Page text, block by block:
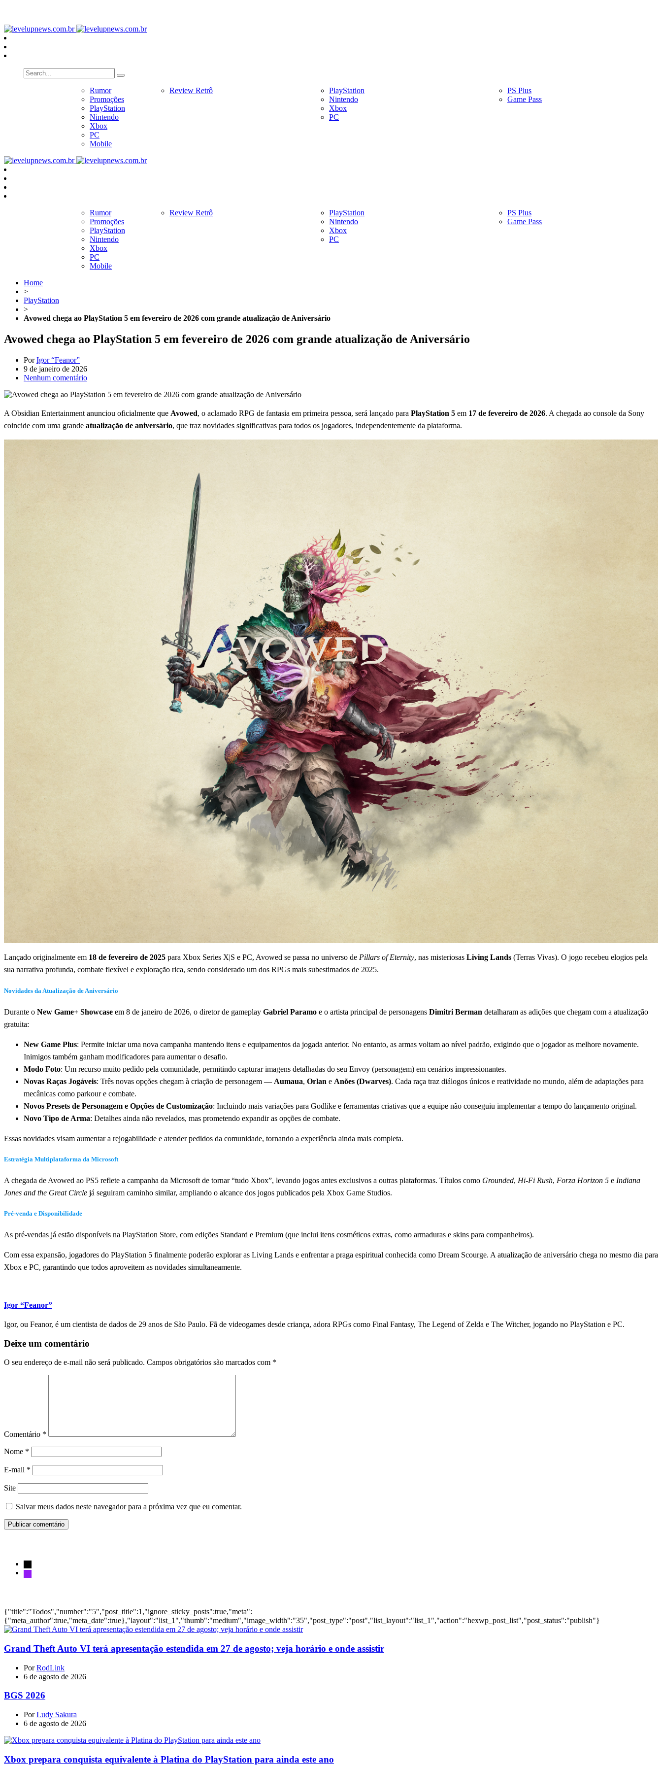
Rumor
Promoções
PlayStation
Nintendo
Xbox
PC
Mobile
Review Retrô
PlayStation
Nintendo
Xbox
PC
PS Plus
Game Pass
Rumor
Promoções
PlayStation
Nintendo
Xbox
PC
Mobile
Review Retrô
PlayStation
Nintendo
Xbox
PC
PS Plus
Game Pass
Home
>
PlayStation
>
Avowed chega ao PlayStation 5 em fevereiro de 2026 com grande atualização de Aniversário
Avowed chega ao PlayStation 5 em fevereiro de 2026 com grande atualização de Aniversário
PorIgor “Feanor”
9 de janeiro de 2026
Nenhum comentário
A Obsidian Entertainment anunciou oficialmente que Avowed, o aclamado RPG de fantasia em primeira pessoa, será lançado para PlayStation 5 em 17 de fevereiro de 2026. A chegada ao console da Sony
coincide com uma grande atualização de aniversário, que traz novidades significativas para todos os jogadores, independentemente da plataforma.
Lançado originalmente em 18 de fevereiro de 2025 para Xbox Series X|S e PC, Avowed se passa no universo de Pillars of Eternity, nas misteriosas Living Lands (Terras Vivas). O jogo recebeu elogios pela
sua narrativa profunda, combate flexível e exploração rica, sendo considerado um dos RPGs mais subestimados de 2025.
Novidades da Atualização de Aniversário
Durante o New Game+ Showcase em 8 de janeiro de 2026, o diretor de gameplay Gabriel Paramo e o artista principal de personagens Dimitri Berman detalharam as adições que chegam com a atualização
gratuita:
New Game Plus: Permite iniciar uma nova campanha mantendo itens e equipamentos da jogada anterior. No entanto, as armas voltam ao nível padrão, exigindo que o jogador as melhore novamente.
Inimigos também ganham modificadores para aumentar o desafio.
Modo Foto: Um recurso muito pedido pela comunidade, permitindo capturar imagens detalhadas do seu Envoy (personagem) em cenários impressionantes.
Novas Raças Jogáveis: Três novas opções chegam à criação de personagem — Aumaua, Orlan e Anões (Dwarves). Cada raça traz diálogos únicos e reatividade no mundo, além de adaptações para
mecânicas como parkour e combate.
Novos Presets de Personagem e Opções de Customização: Incluindo mais variações para Godlike e ferramentas criativas que a equipe não conseguiu implementar a tempo do lançamento original.
Novo Tipo de Arma: Detalhes ainda não revelados, mas prometendo expandir as opções de combate.
Essas novidades visam aumentar a rejogabilidade e atender pedidos da comunidade, tornando a experiência ainda mais completa.
Estratégia Multiplataforma da Microsoft
A chegada de Avowed ao PS5 reflete a campanha da Microsoft de tornar “tudo Xbox”, levando jogos antes exclusivos a outras plataformas. Títulos como Grounded, Hi-Fi Rush, Forza Horizon 5 e Indiana
Jones and the Great Circle já seguiram caminho similar, ampliando o alcance dos jogos publicados pela Xbox Game Studios.
Pré-venda e Disponibilidade
As pré-vendas já estão disponíveis na PlayStation Store, com edições Standard e Premium (que inclui itens cosméticos extras, como armaduras e skins para companheiros).
Com essa expansão, jogadores do PlayStation 5 finalmente poderão explorar as Living Lands e enfrentar a praga espiritual conhecida como Dream Scourge. A atualização de aniversário chega no mesmo dia para
Xbox e PC, garantindo que todos aproveitem as novidades simultaneamente.
Igor “Feanor”
Igor, ou Feanor, é um cientista de dados de 29 anos de São Paulo. Fã de videogames desde criança, adora RPGs como Final Fantasy, The Legend of Zelda e The Witcher, jogando no PlayStation e PC.
Deixe um comentário
O seu endereço de e-mail não será publicado. Campos obrigatórios são marcados com *
Comentário *
Nome *
E-mail *
Site
Salvar meus dados neste navegador para a próxima vez que eu comentar.
x
instagram
{"title":"Todos","number":"5","post_title":1,"ignore_sticky_posts":true,"meta":
{"meta_author":true,"meta_date":true},"layout":"list_1","thumb":"medium","image_width":"35","post_type":"post","list_layout":"list_1","action":"hexwp_post_list","post_status":"publish"}
Grand Theft Auto VI terá apresentação estendida em 27 de agosto; veja horário e onde assistir
PorRodLink
6 de agosto de 2026
BGS 2026
PorLudy Sakura
6 de agosto de 2026
Xbox prepara conquista equivalente à Platina do PlayStation para ainda este ano